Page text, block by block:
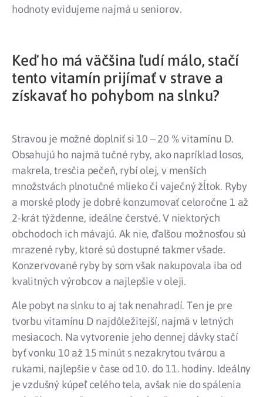
hodnoty evidujeme najmä u seniorov.
Keď ho má väčšina ľudí málo, stačí
tento vitamín prijímať v strave a
získavať ho pohybom na slnku?
Stravou je možné doplniť si 10 – 20 % vitamínu D.
Obsahujú ho najmä tučné ryby, ako napríklad losos,
makrela, tresčia pečeň, rybí olej, v menších
množstvách plnotučné mlieko či vaječný žĺtok. Ryby
a morské plody je dobré konzumovať celoročne 1 až
2-krát týždenne, ideálne čerstvé. V niektorých
obchodoch ich mávajú. Ak nie, ďalšou možnosťou sú
mrazené ryby, ktoré sú dostupné takmer všade.
Konzervované ryby by som však nakupovala iba od
kvalitných výrobcov a najlepšie v oleji.
Ale pobyt na slnku to aj tak nenahradí. Ten je pre
tvorbu vitamínu D najdôležitejší, najmä v letných
mesiacoch. Na vytvorenie jeho dennej dávky stačí
byť vonku 10 až 15 minút s nezakrytou tvárou a
rukami, najlepšie v čase od 10. do 11. hodiny. Ideálny
je vzdušný kúpeľ celého tela, avšak nie do spálenia